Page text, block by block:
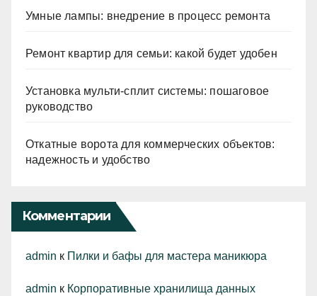
Умные лампы: внедрение в процесс ремонта
Ремонт квартир для семьи: какой будет удобен
Установка мульти-сплит системы: пошаговое
руководство
Откатные ворота для коммерческих объектов:
надежность и удобство
Комментарии
admin к Пилки и бафы для мастера маникюра
admin к Корпоративные хранилища данных